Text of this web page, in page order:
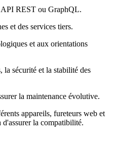
REST ou GraphQL.
et des services tiers.
et aux orientations
la sécurité et la stabilité des
la maintenance évolutive.
appareils, fureteurs web et
la compatibilité.